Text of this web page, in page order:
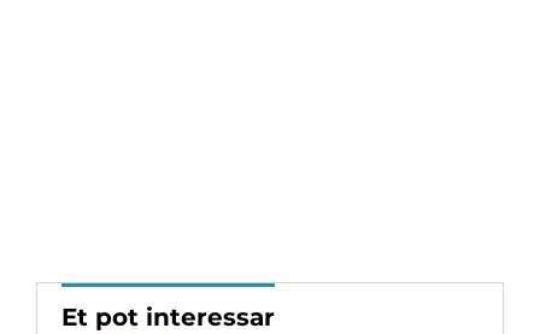
Et pot interessar